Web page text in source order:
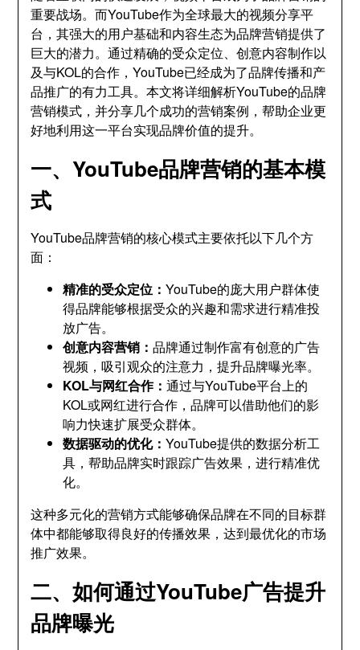
重要战场。而YouTube作为全球最大的视频分享平
台，其强大的用户基础和内容生态为品牌营销提供了
巨大的潜力。通过精确的受众定位、创意内容制作以
及与KOL的合作，YouTube已经成为了品牌传播和产
品推广的有力工具。本文将详细解析YouTube的品牌
营销模式，并分享几个成功的营销案例，帮助企业更
好地利用这一平台实现品牌价值的提升。
一、YouTube品牌营销的基本模
式
YouTube品牌营销的核心模式主要依托以下几个方
面：
精准的受众定位：YouTube的庞大用户群体使
得品牌能够根据受众的兴趣和需求进行精准投
放广告。
创意内容营销：品牌通过制作富有创意的广告
视频，吸引观众的注意力，提升品牌曝光率。
KOL与网红合作：通过与YouTube平台上的
KOL或网红进行合作，品牌可以借助他们的影
响力快速扩展受众群体。
数据驱动的优化：YouTube提供的数据分析工
具，帮助品牌实时跟踪广告效果，进行精准优
化。
这种多元化的营销方式能够确保品牌在不同的目标群
体中都能够取得良好的传播效果，达到最优化的市场
推广效果。
二、如何通过YouTube广告提升
品牌曝光